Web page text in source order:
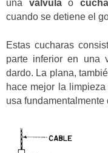
una válvulao
cuando se detiene el
Estas cucharas
parte inferior en una
dardo. La plana,
hace mejor la
usa